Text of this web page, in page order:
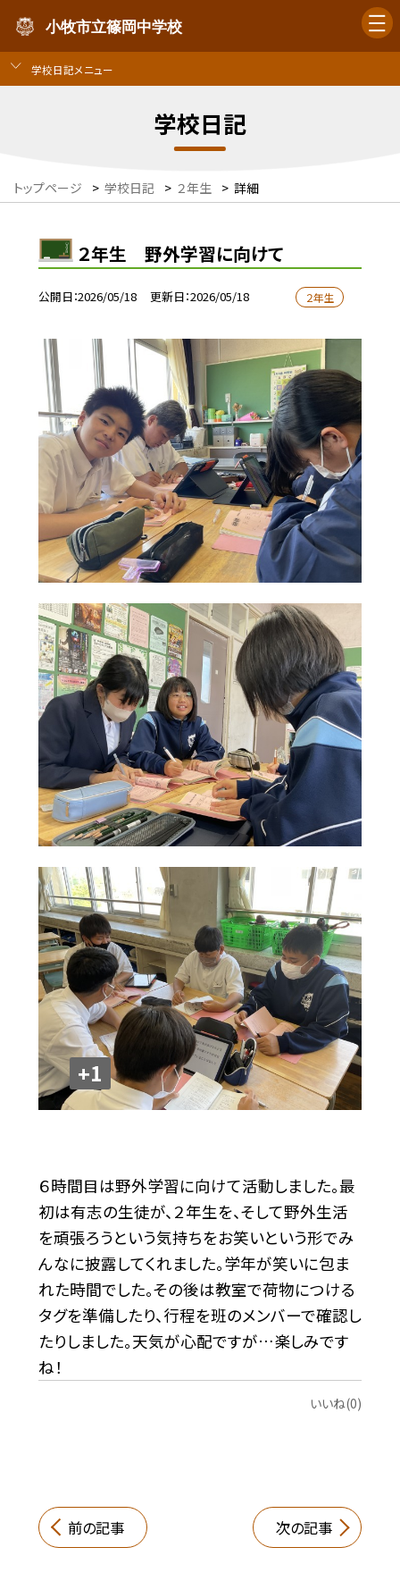
小牧市立篠岡中学校
学校日記メニュー
学校日記
トップページ > 学校日記 > ２年生 > 詳細
２年生 野外学習に向けて
公開日 2026/05/18 更新日 2026/05/18 ２年生
+1
６時間目は野外学習に向けて活動しました。最
初は有志の生徒が、２年生を、そして野外生活
を頑張ろうという気持ちをお笑いという形でみ
んなに披露してくれました。学年が笑いに包ま
れた時間でした。その後は教室で荷物につける
タグを準備したり、行程を班のメンバーで確認し
たりしました。天気が心配ですが…楽しみです
ね！
いいね(0)
前の記事 次の記事